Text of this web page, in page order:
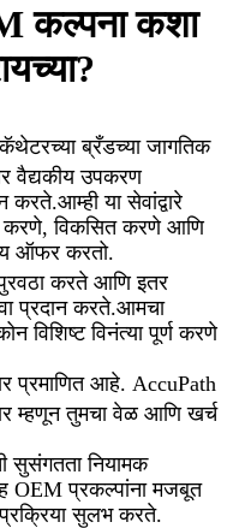
कल्पना कशा
ब्रँडच्या जागतिक
वैद्यकीय उपकरण
या सेवांद्वारे
करणे, विकसित करणे आणि
ऑफर करतो.
करते आणि इतर
प्रदान करते.आमचा
विशिष्ट विनंत्या पूर्ण करणे
प्रमाणित आहे. AccuPath
म्हणून तुमचा वेळ आणि खर्च
सुसंगतता नियामक
OEM प्रकल्पांना मजबूत
प्रक्रिया सुलभ करते.